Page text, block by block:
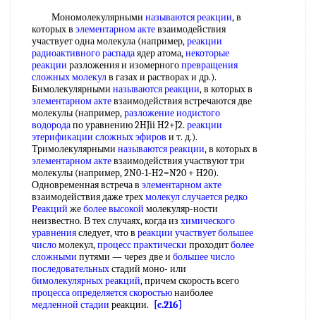
Мономолекулярными называются реакции, в
которых в элементарном актевзаимодействия
участвует одна молекула (например,реакции
радиоактивного распадаядер атома,некоторые
реакции разложения и изомерногопревращения
сложных молекулв газах и растворах и др.).
Бимолекулярными называются реакции, в которых в
элементарном актевзаимодействия встречаются две
молекулы (например,разложение иодистого
водородапо уравнению 2HJii H2+J2. реакции
этерификации сложных эфиров и т. д.).
Тримолекулярными называются реакции, в которых в
элементарном актевзаимодействия участвуют три
молекулы (например, 2N0-1-H2=N20 + H20).
Одновременная встреча в элементарном акте
взаимодействия даже трехмолекул случаетсяредко
Реакций жеболее высокой молекуляр-ности
неизвестно. В тех случаях, когда из химического
уравненияследует, что в реакции участвуетбольшее
числомолекул,процесс практически проходитболее
сложными путями — через две и большее число
последовательныхстадий моно- или
бимолекулярных реакций, причем скорость всего
процесса определяется скоростьюнаиболее
медленной стадии реакции.
[c.216]